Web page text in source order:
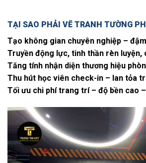
TẠI SAO PHẢI VẼ TRANH TƯỜNG
Tạo không gian chuyên nghiệp –
Truyền động lực, tinh thần rèn luyện,
Tăng tính nhận diện thương hiệu
Thu hút học viên check-in – lan tỏa
Tối ưu chi phí trang trí – độ bền cao